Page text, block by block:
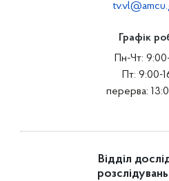
Графік
Пн-Чт:
Пт: 9:00-
перерва:
Відділ